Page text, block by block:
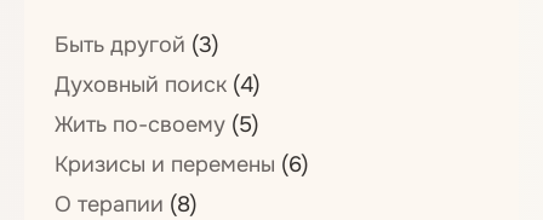
Быть другой (3)
Духовный поиск (4)
Жить по-своему (5)
Кризисы и перемены (6)
О терапии (8)